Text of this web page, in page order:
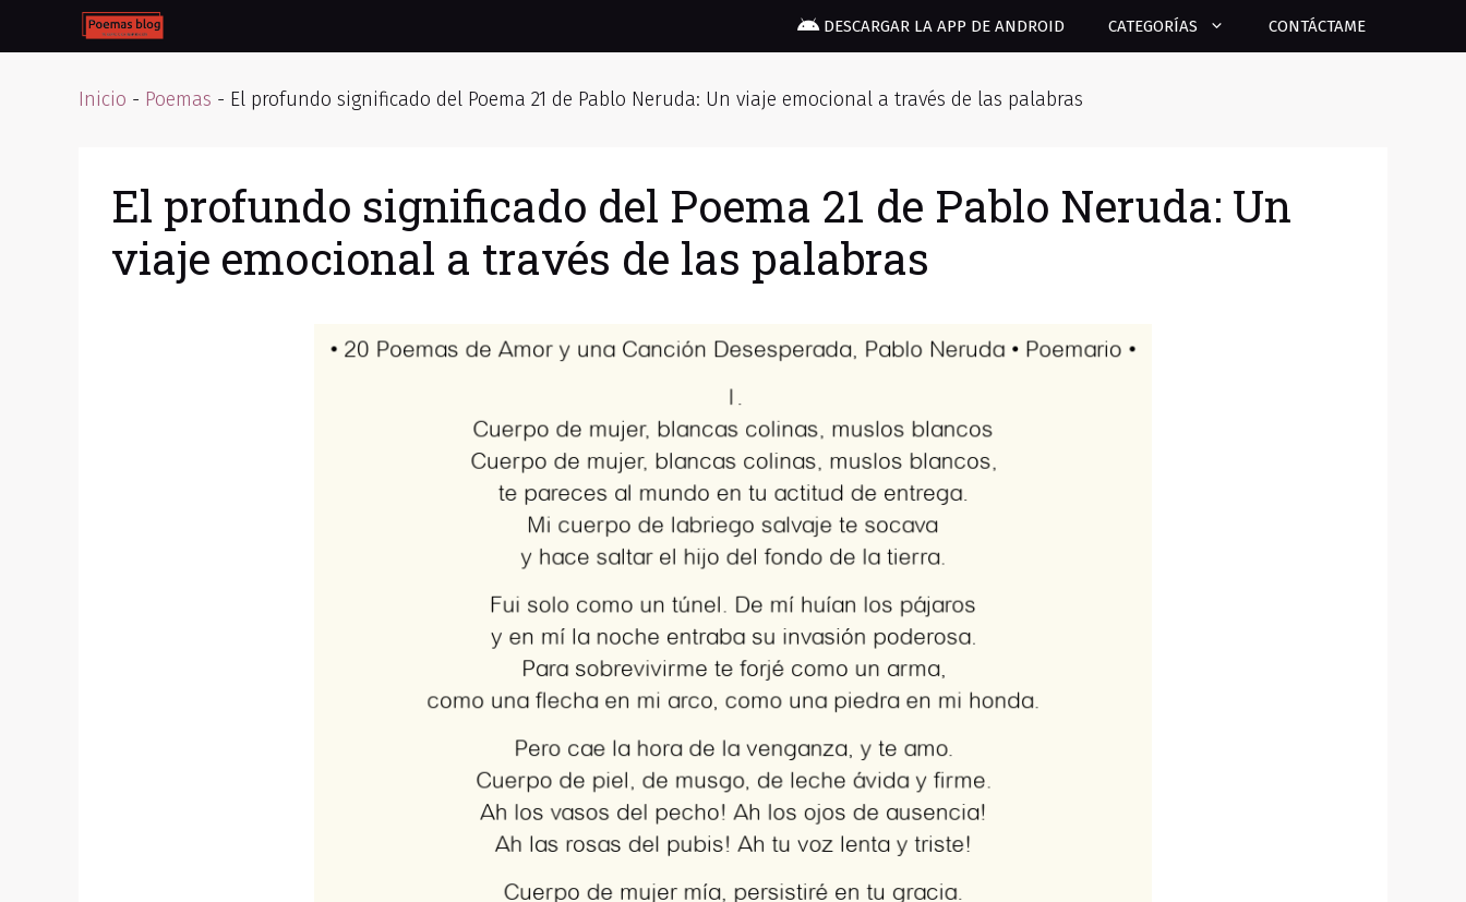
DESCARGAR LA APP DE ANDROID CATEGORÍAS CONTÁCTAME
Inicio - Poemas - El profundo significado del Poema 21 de Pablo Neruda: Un viaje emocional a través de las palabras
El profundo significado del Poema 21 de Pablo Neruda: Un
viaje emocional a través de las palabras